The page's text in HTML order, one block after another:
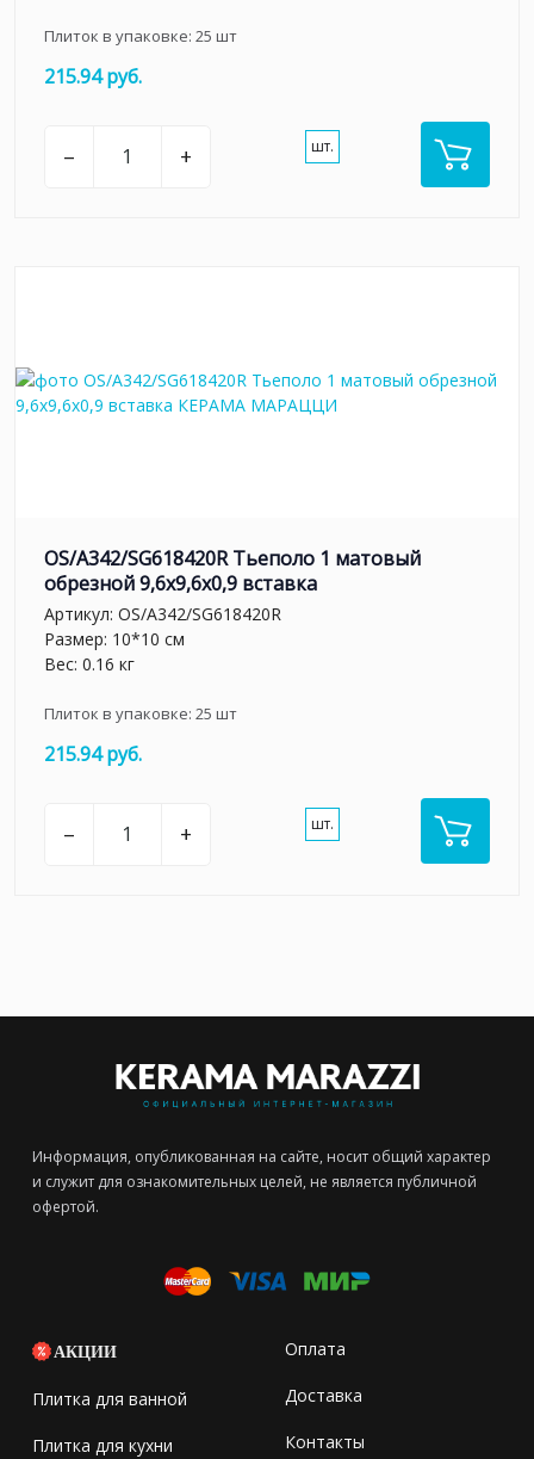
Плиток в упаковке: 25 шт
215.94 руб.
– + шт.
OS/A342/SG618420R Тьеполо 1 матовый
обрезной 9,6x9,6x0,9 вставка
Артикул: OS/A342/SG618420R
Размер: 10*10 см
Вес: 0.16 кг
Плиток в упаковке: 25 шт
215.94 руб.
– + шт.
Информация, опубликованная на сайте, носит общий характер
и служит для ознакомительных целей, не является публичной
офертой.
АКЦИИ
Плитка для ванной
Плитка для кухни
Оплата
Доставка
Контакты